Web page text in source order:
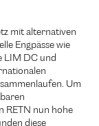
mit alternativen
Engpässe wie
LIM DC und
Um
RETN nun hohe
diese